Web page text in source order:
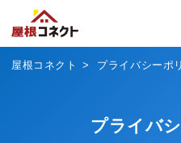
屋根コネクト プライバシーポ
プライバ